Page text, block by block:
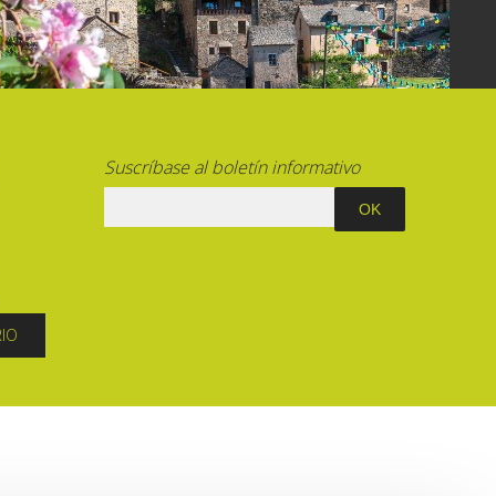
La cripta de Auzits en verano
Los más bonitos pueblos en Francia
De la valle del Lot al País Decazeville
– Aubin
Suscríbase al boletín informativo